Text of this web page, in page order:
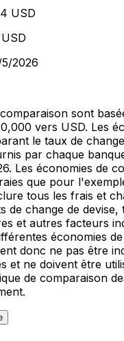
USD
2026
sont
vers USD. Les
le taux de
par chaque
Les économies de
que pour
tous les frais et
de change de devise,
et autres facteurs
économies
donc ne pas être
et ne doivent être
de comparaison